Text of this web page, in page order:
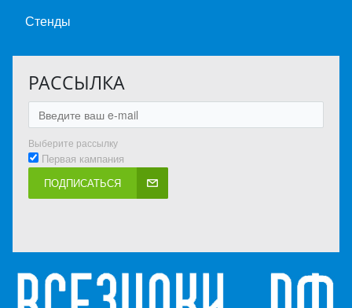
Стенды
РАССЫЛКА
Выберите рассылку
Первая кампания
ПОДПИСАТЬСЯ